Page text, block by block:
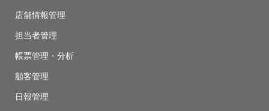
店舗情報管理
担当者管理
帳票管理・分析
顧客管理
日報管理